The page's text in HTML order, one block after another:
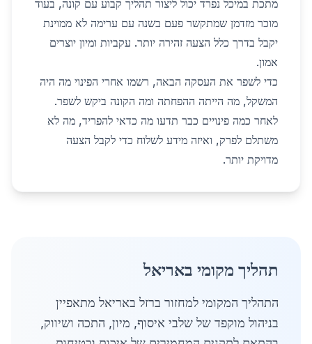
מתכת במיכל נפרד יכול ליצור תהליך קבוע עם קונה, בעוד
מוכר מזדמן שמתקשר פעם בשנה עם ערימה לא ממוינת
יקבל בדרך כלל הצעה זהירה יותר. עקביות ומיון יוצרים
אמון.
כדי לשפר את העסקה הבאה, רשמו אחרי הפינוי מה היה
המשקל, מה הייתה ההפחתה ומה הקונה ביקש לשפר.
לאחר כמה פינויים כבר תדעו מה כדאי להפריד, מה לא
משתלם לפרק, ואיזה מידע לשלוח כדי לקבל הצעה
מדויקת יותר.
תהליך מקומי באריאל
התהליך המקומי למחזור ברזל באריאל מתאפיין
בניהול מוקפד של שלבי איסוף, מיון, התכה ושיווק,